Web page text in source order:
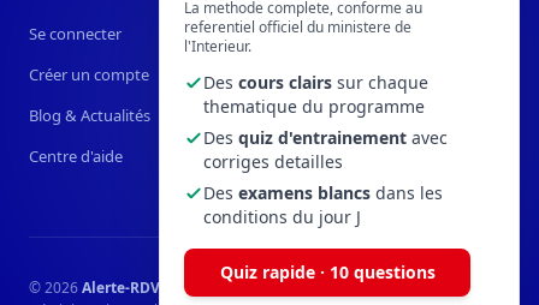
La methode complete, conforme au
referentiel officiel du ministere de
l'Interieur.
Des cours clairs sur chaque
thematique du programme
Des quiz d'entrainement avec
corriges detailles
Des examens blancs dans les
conditions du jour J
Quiz rapide · 10 questions
Se connecter
Créer un compte
Blog & Actualités
Centre d'aide
© 2026Alerte-RDV-Prefecture.fr
— Service privé indépendant des